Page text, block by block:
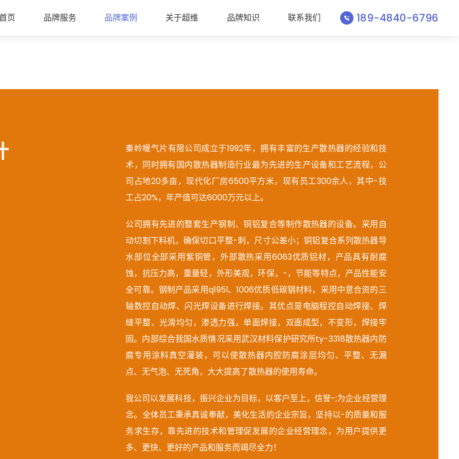
页 品牌服务 品牌案例 关于超维 品牌知识 联系我们 189-4840-6796
秦岭暖气片有限公司成立于1992年，拥有丰富的生产散热器的经验和技
术，同时拥有国内散热器制造行业最为先进的生产设备和工艺流程，公
司占地20多亩，现代化厂房6500平方米，现有员工300余人，其中-技
工占20%，年产值可达6000万元以上。
公司拥有先进的整套生产钢制、铜铝复合等制作散热器的设备。采用自
动切割下料机，确保切口平整-刺，尺寸公差小；铜铝复合系列散热器导
水部位全部采用紫铜管，外部散热采用6063优质铝材，产品具有耐腐
蚀，抗压力高，重量轻，外形美观，环保，-，节能等特点，产品性能安
全可靠。钢制产品采用q195l、1006优质低碳钢材料，采用中意合资的三
轴数控自动焊、闪光焊设备进行焊接。其优点是电脑程控自动焊接、焊
缝平整、光滑均匀，渗透力强，单面焊接，双面成型，不变形，焊接牢
固。内部综合我国水质情况采用武汉材料保护研究所ty-3318散热器内防
腐专用涂料真空灌装，可以使散热器内腔防腐涂层均匀、平整、无漏
点、无气泡、无死角，大大提高了散热器的使用寿命。
我公司以发展科技，振兴企业为目标，以客户至上，信誉-;为企业经营理
念。全体员工秉承真诚奉献，美化生活的企业宗旨，坚持以-的质量和服
务求生存，靠先进的技术和管理促发展的企业经营理念，为用户提供更
多、更快、更好的产品和服务而竭尽全力！